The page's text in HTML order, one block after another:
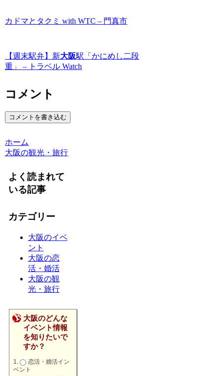
カドマとタクミ with WTC – 門真市
【週末駅弁】新大阪駅「かにめし二段
重」 – トラベル Watch
コメント
コメントを書き込む
ホーム
大阪の観光・旅行
よく読まれて
いる記事
カテゴリー
大阪のイベ
ント
大阪の恋
活・婚活
大阪の観
光・旅行
大阪のどんな
イベント情報
を知りたいで
すか？
恋活・婚活イン
ベント